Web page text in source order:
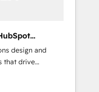
design and
that drive
Partner, we